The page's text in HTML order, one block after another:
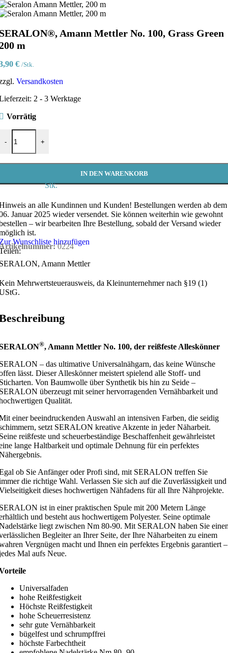
Amann Mettler No. 100, Grass Green
m
€ /Stk.
Versandkosten
2 - 3 Werktage
Vorrätig
-
Amann Mettler No. 100, Grass Green 200 m Menge
+
Stk.
IN DEN WARENKORB
an alle Kundinnen und Kunden! Bestellungen werden ab dem
Januar 2025 wieder versendet. Sie können weiterhin wie gewohnt
– wir bearbeiten Ihre Bestellung, sobald der Versand wieder
ist.
Wunschliste hinzufügen
0224
Amann Mettler
Mehrwertsteuerausweis, da Kleinunternehmer nach §19 (1)
®, Amann Mettler No. 100, der reißfeste Alleskönner
– das ultimative Universalnähgarn, das keine Wünsche
lässt. Dieser Alleskönner meistert spielend alle Stoff- und
Von Baumwolle über Synthetik bis hin zu Seide –
überzeugt mit seiner hervorragenden Vernähbarkeit und
Qualität.
einer beeindruckenden Auswahl an intensiven Farben, die seidig
setzt SERALON kreative Akzente in jeder Näharbeit.
reißfeste und scheuerbeständige Beschaffenheit gewährleistet
lange Haltbarkeit und optimale Dehnung für ein perfektes
ob Sie Anfänger oder Profi sind, mit SERALON treffen Sie
die richtige Wahl. Verlassen Sie sich auf die Zuverlässigkeit und
dieses hochwertigen Nähfadens für all Ihre Nähprojekte.
ist in einer praktischen Spule mit 200 Metern Länge
und besteht aus hochwertigem Polyester. Seine optimale
liegt zwischen Nm 80-90. Mit SERALON haben Sie
Begleiter an Ihrer Seite, der Ihre Näharbeiten zu einem
Vergnügen macht und Ihnen ein perfektes Ergebnis garantiert –
Mal aufs Neue.
Universalfaden
hohe Reißfestigkeit
Höchste Reißfestigkeit
hohe Scheuerresistenz
sehr gute Vernähbarkeit
bügelfest und schrumpffrei
höchste Farbechtheit